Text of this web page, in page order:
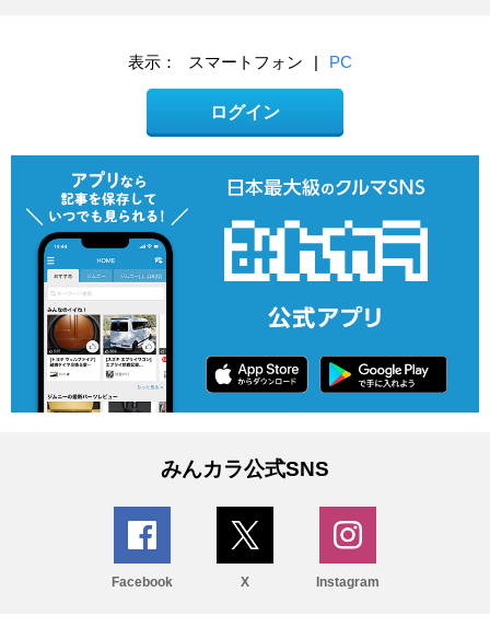
表示： スマートフォン | PC
ログイン
みんカラ公式SNS
Facebook X Instagram